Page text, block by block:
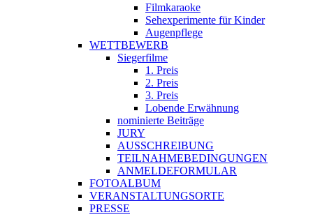
Filmkaraoke
Sehexperimente für Kinder
Augenpflege
WETTBEWERB
Siegerfilme
1. Preis
2. Preis
3. Preis
Lobende Erwähnung
nominierte Beiträge
JURY
AUSSCHREIBUNG
TEILNAHMEBEDINGUNGEN
ANMELDEFORMULAR
FOTOALBUM
VERANSTALTUNGSORTE
PRESSE